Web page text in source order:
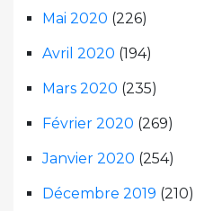
Mai 2020 (226)
Avril 2020 (194)
Mars 2020 (235)
Février 2020 (269)
Janvier 2020 (254)
Décembre 2019 (210)